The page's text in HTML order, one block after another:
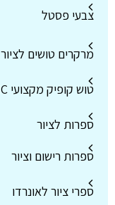
צבעי פסטל
מרקרים טושים לציור
טוש קופיק מקצועי COPIC
ספרות לציור
ספרות רישום וציור
ספרי ציור לאונרדו